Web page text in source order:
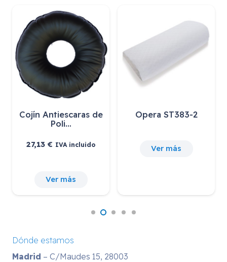
Cojín Antiescaras de
Poli…
27,13€ IVA incluido
Ver más
Opera ST383-2
Ver más
Dónde estamos
Madrid – C/Maudes 15, 28003